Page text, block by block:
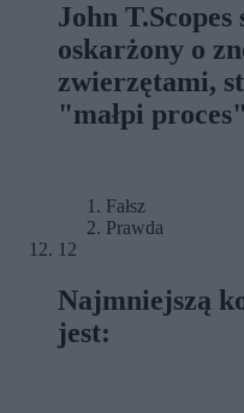
John T.Scopes
oskarżony o
zwierzętami,
"małpi
Fałsz
Prawda
12
Najmniejszą
jest: